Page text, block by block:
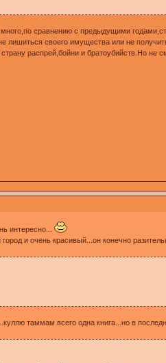
сравнению с предыдущими
лишиться своего имущества или не
распрей,бойни и братоубийств.Но
интересно...
и очень красивый...он конечно
таммам всего одна книга...но в